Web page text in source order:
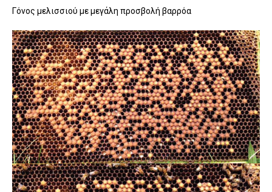
Γόνος μελισσιού με μεγάλη προσβολή βαρρόα